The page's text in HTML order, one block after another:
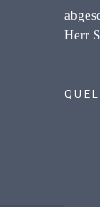
Herr